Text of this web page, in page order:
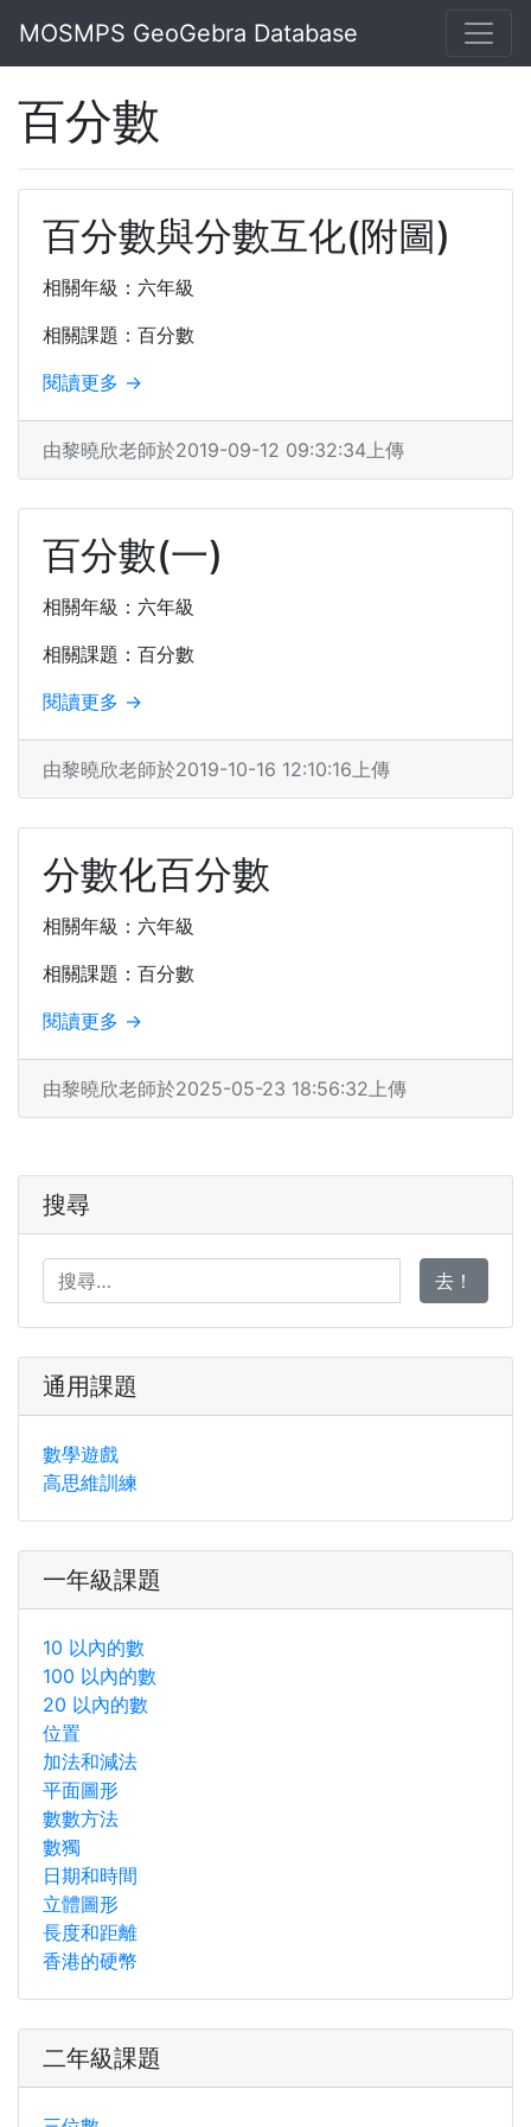
MOSMPS GeoGebra Database
百分數
百分數與分數互化(附圖)
相關年級：六年級
相關課題：百分數
閱讀更多 →
由黎曉欣老師於2019-09-12 09:32:34上傳
百分數(一)
相關年級：六年級
相關課題：百分數
閱讀更多 →
由黎曉欣老師於2019-10-16 12:10:16上傳
分數化百分數
相關年級：六年級
相關課題：百分數
閱讀更多 →
由黎曉欣老師於2025-05-23 18:56:32上傳
搜尋
去！
通用課題
數學遊戲
高思維訓練
一年級課題
10 以內的數
100 以內的數
20 以內的數
位置
加法和減法
平面圖形
數數方法
數獨
日期和時間
立體圖形
長度和距離
香港的硬幣
二年級課題